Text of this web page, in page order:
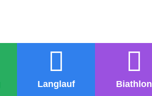
Langlauf Biathlon